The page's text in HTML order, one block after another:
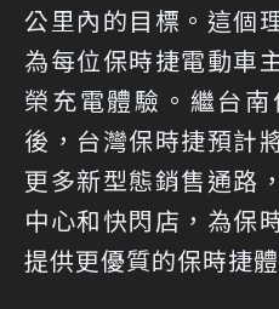
公里內的目標。這個
為每位保時捷電動車
榮充電體驗。繼台
後，台灣保時捷預計
更多新型態銷售通路
中心和快閃店，為保
提供更優質的保時捷體